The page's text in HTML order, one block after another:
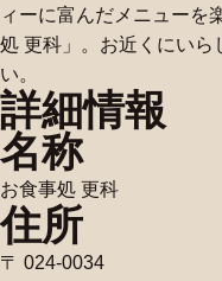
ィーに富んだメニューを
処 更科」。お近くにいら
い。
詳細情報
名称
お食事処 更科
住所
〒 024-0034